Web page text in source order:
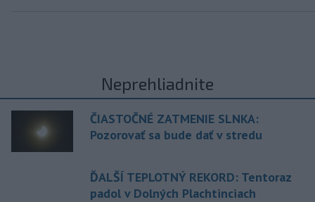
Neprehliadnite
ČIASTOČNÉ ZATMENIE SLNKA:
Pozorovať sa bude dať v stredu
ĎALŠÍ TEPLOTNÝ REKORD: Tentoraz
padol v Dolných Plachtinciach